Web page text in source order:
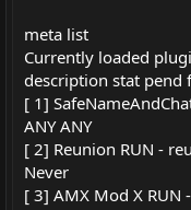
meta list
Currently loaded
description stat pend
[ 1]
ANY ANY
[ 2] Reunion RUN -
Never
[ 3] AMX Mod X